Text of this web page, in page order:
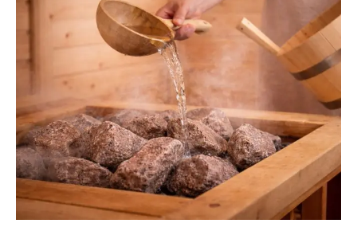
SCHOTTER
ERDEN
SAATGUT
HOCHBEET
BEWÄSSERUNG
PFLANZEN